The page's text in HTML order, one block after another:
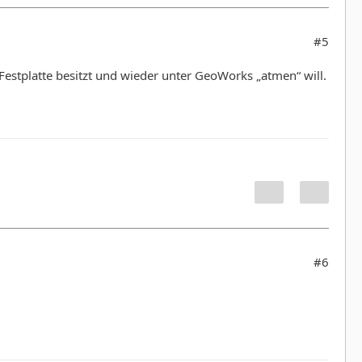
#5
besitzt und wieder unter GeoWorks „atmen“ will.
#6